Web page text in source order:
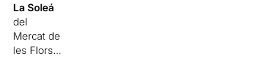
La Soleá
del
Mercat de
les Flors…